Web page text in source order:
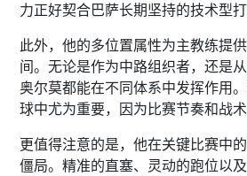
力正好契合巴萨长期坚持的技术型打
此外，他的多位置属性为主教练提
间。无论是作为中路组织者，还是
奥尔莫都能在不同体系中发挥作用
球中尤为重要，因为比赛节奏和战术
更值得注意的是，他在关键比赛中
僵局。精准的直塞、灵动的跑位以